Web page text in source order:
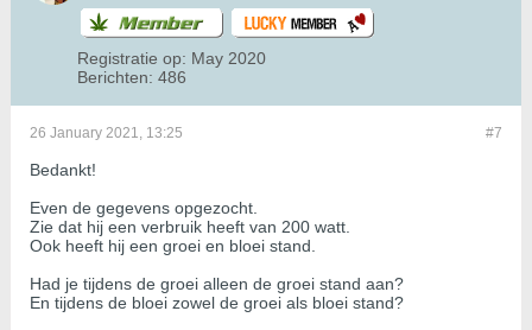
Registratie op: May 2020
Berichten: 486
#7
26 January 2021, 13:25
Bedankt!
Even de gegevens opgezocht.
Zie dat hij een verbruik heeft van 200 watt.
Ook heeft hij een groei en bloei stand.
Had je tijdens de groei alleen de groei stand aan?
En tijdens de bloei zowel de groei als bloei stand?